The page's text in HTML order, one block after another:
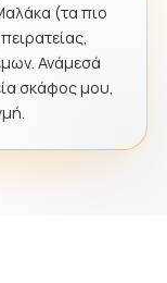
(τα πιο
Ανάμεσά
σκάφος μου,